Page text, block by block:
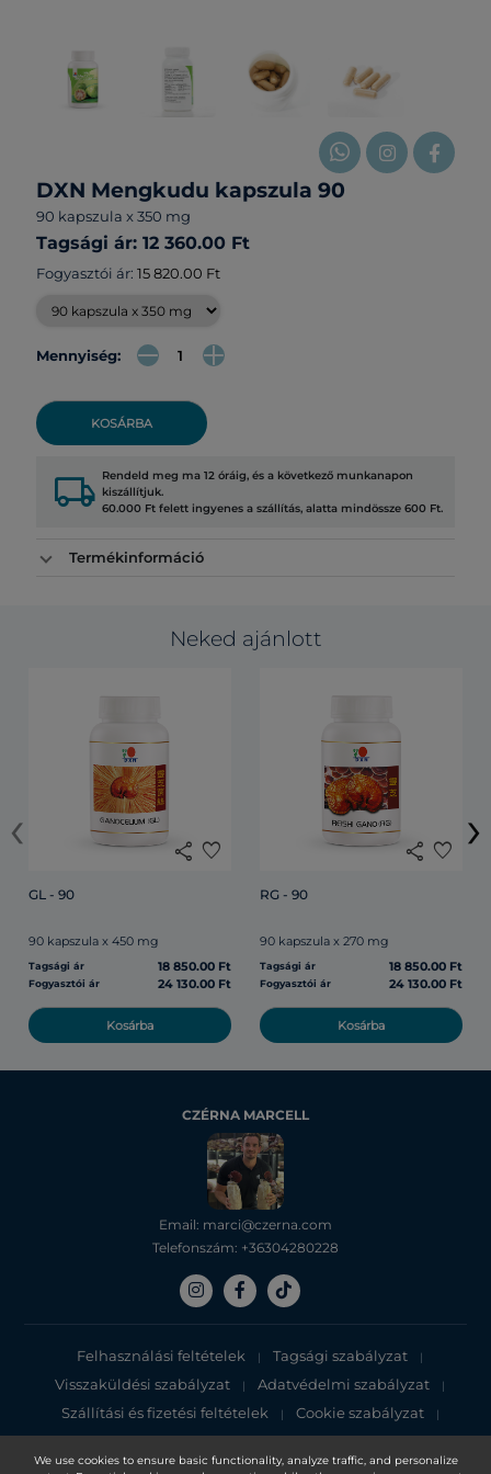
We use cookies to ensure basic functionality, analyze traffic, and personalize
DXN Mengkudu kapszula 90
90 kapszula x 350 mg
Tagsági ár: 12 360.00 Ft
Fogyasztói ár: 15 820.00 Ft
Mennyiség:
KOSÁRBA
local_shipping Rendeld meg ma 12 óráig, és a következő munkanapon
kiszállítjuk.
60.000 Ft felett ingyenes a szállítás, alatta mindössze 600 Ft.
Termékinformáció
Neked ajánlott
share favorite
GL - 90
90 kapszula x 450 mg
Tagsági ár 18 850.00 Ft
Fogyasztói ár 24 130.00 Ft
Kosárba
share favorite
RG - 90
90 kapszula x 270 mg
Tagsági ár 18 850.00 Ft
Fogyasztói ár 24 130.00 Ft
Kosárba
‹ ›
CZÉRNA MARCELL
Email: marci@czerna.com
Telefonszám: +36304280228
Felhasználási feltételek | Tagsági szabályzat |
Visszaküldési szabályzat | Adatvédelmi szabályzat |
Szállítási és fizetési feltételek | Cookie szabályzat |
Adatvédelmi tájékoztató